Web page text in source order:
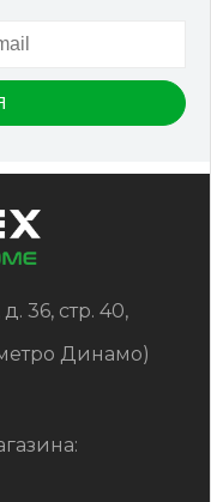
36, стр. 40,
Динамо)